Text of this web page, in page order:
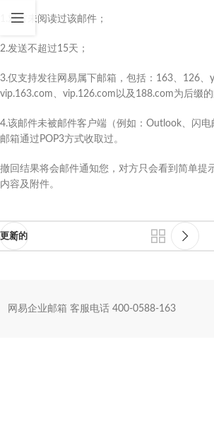
1.对方未阅读过该邮件；
2.发送不超过15天；
3.仅支持发往网易属下邮箱，包括：163、126、
vip.163.com、vip.126.com以及188.com为后缀的
4.该邮件未被邮件客户端（例如：Outlook、闪电
邮箱通过POP3方式收取过。
撤回结果将会邮件通知您，对方只会看到简单提
内容及附件。
更新的
网易企业邮箱 客服电话 400-0588-163